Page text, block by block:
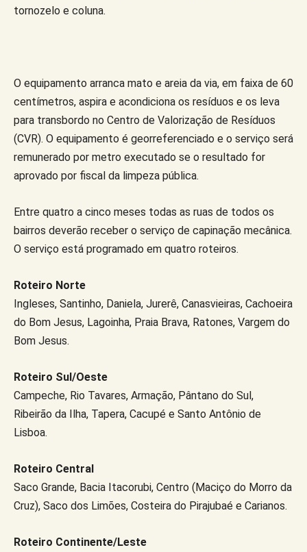
tornozelo e coluna.
O equipamento arranca mato e areia da via, em faixa de 60
centímetros, aspira e acondiciona os resíduos e os leva
para transbordo no Centro de Valorização de Resíduos
(CVR). O equipamento é georreferenciado e o serviço será
remunerado por metro executado se o resultado for
aprovado por fiscal da limpeza pública.
Entre quatro a cinco meses todas as ruas de todos os
bairros deverão receber o serviço de capinação mecânica.
O serviço está programado em quatro roteiros.
Roteiro Norte
Ingleses, Santinho, Daniela, Jurerê, Canasvieiras, Cachoeira
do Bom Jesus, Lagoinha, Praia Brava, Ratones, Vargem do
Bom Jesus.
Roteiro Sul/Oeste
Campeche, Rio Tavares, Armação, Pântano do Sul,
Ribeirão da Ilha, Tapera, Cacupé e Santo Antônio de
Lisboa.
Roteiro Central
Saco Grande, Bacia Itacorubi, Centro (Maciço do Morro da
Cruz), Saco dos Limões, Costeira do Pirajubaé e Carianos.
Roteiro Continente/Leste